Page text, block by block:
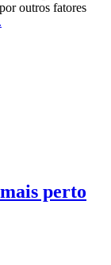
outros fatores
perto